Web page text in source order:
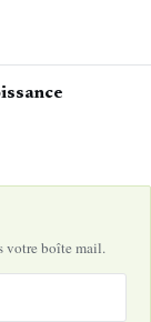
votre boîte mail.